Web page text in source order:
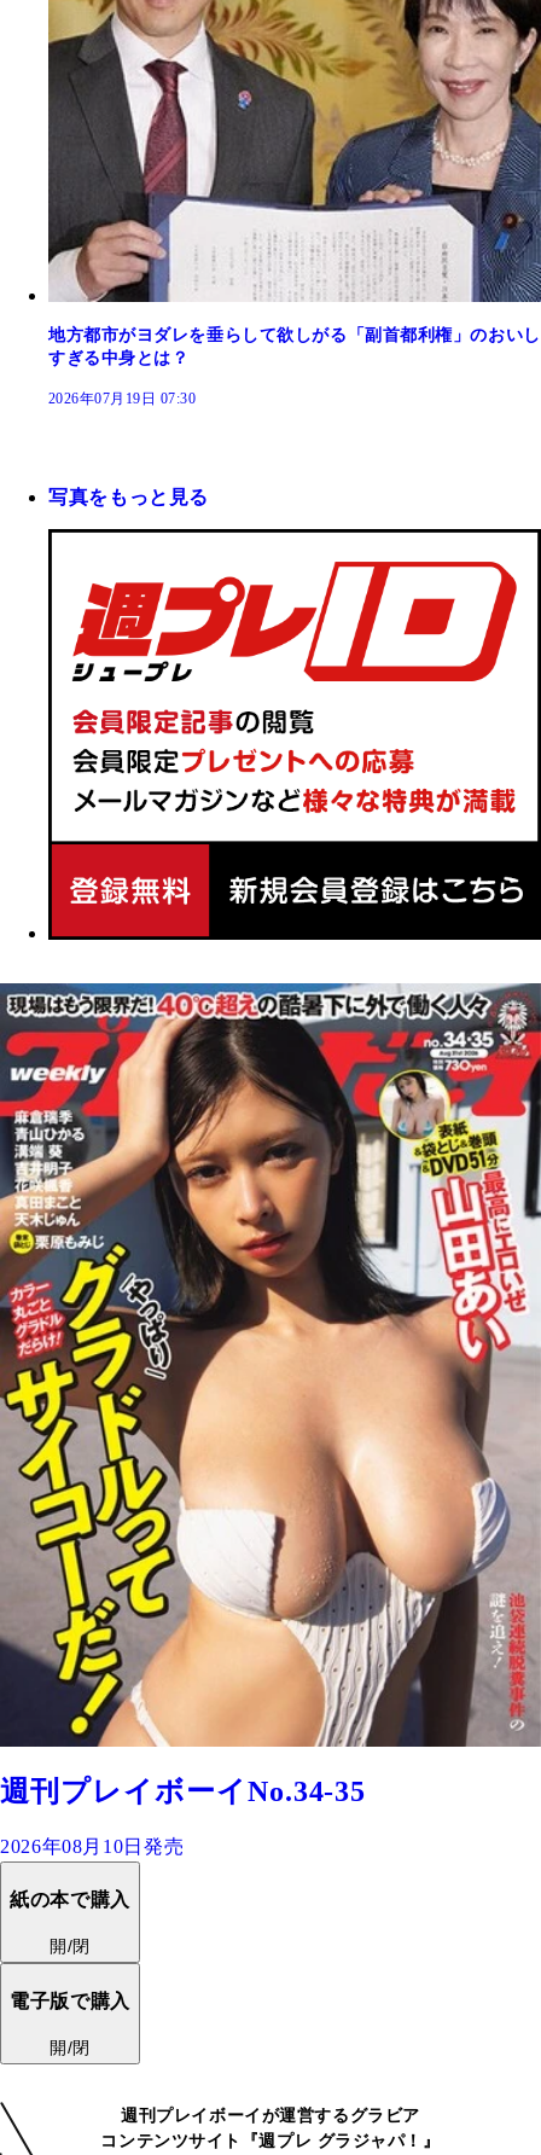
地方都市がヨダレを垂らして欲しがる「副首都利権」のおいし
すぎる中身とは？
2026年07月19日 07:30
写真をもっと見る
週刊プレイボーイNo.34-35
2026年08月10日発売
紙の本で購入
開/閉
電子版で購入
開/閉
週刊プレイボーイが運営するグラビア
コンテンツサイト『週プレ グラジャパ！』